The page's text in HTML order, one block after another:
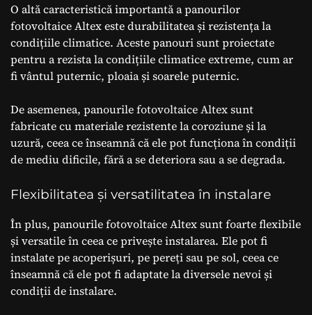
O altă caracteristică importantă a panourilor
fotovoltaice Altex este durabilitatea și rezistența la
condițiile climatice. Aceste panouri sunt proiectate
pentru a rezista la condițiile climatice extreme, cum ar
fi vântul puternic, ploaia și soarele puternic.
De asemenea, panourile fotovoltaice Altex sunt
fabricate cu materiale rezistente la coroziune și la
uzură, ceea ce înseamnă că ele pot funcționa în condiții
de mediu dificile, fără a se deteriora sau a se degrada.
Flexibilitatea și versatilitatea în instalare
În plus, panourile fotovoltaice Altex sunt foarte flexibile
și versatile în ceea ce privește instalarea. Ele pot fi
instalate pe acoperișuri, pe pereți sau pe sol, ceea ce
înseamnă că ele pot fi adaptate la diversele nevoi și
condiții de instalare.